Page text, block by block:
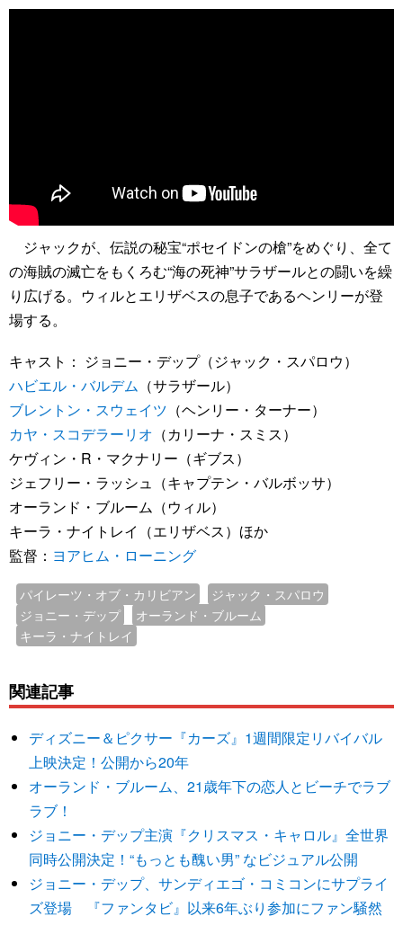
ジャックが、伝説の秘宝“ポセイドンの槍”をめぐり、全て
の海賊の滅亡をもくろむ“海の死神”サラザールとの闘いを繰
り広げる。ウィルとエリザベスの息子であるヘンリーが登
場する。
キャスト： ジョニー・デップ（ジャック・スパロウ）
ハビエル・バルデム （サラザール）
ブレントン・スウェイツ （ヘンリー・ターナー）
カヤ・スコデラーリオ （カリーナ・スミス）
ケヴィン・R・マクナリー（ギブス）
ジェフリー・ラッシュ（キャプテン・バルボッサ）
オーランド・ブルーム（ウィル）
キーラ・ナイトレイ（エリザベス）ほか
監督： ヨアヒム・ローニング
パイレーツ・オブ・カリビアン
ジャック・スパロウ
ジョニー・デップ
オーランド・ブルーム
キーラ・ナイトレイ
関連記事
ディズニー＆ピクサー『カーズ』1週間限定リバイバル
上映決定！公開から20年
オーランド・ブルーム、21歳年下の恋人とビーチでラブ
ラブ！
ジョニー・デップ主演『クリスマス・キャロル』全世界
同時公開決定！“もっとも醜い男” なビジュアル公開
ジョニー・デップ、サンディエゴ・コミコンにサプライ
ズ登場 『ファンタビ』以来6年ぶり参加にファン騒然